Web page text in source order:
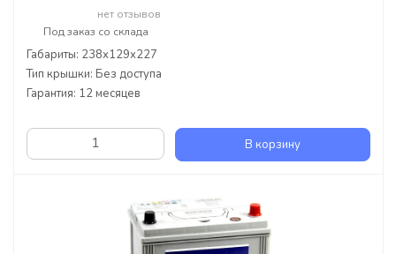
нет отзывов
Под заказ со склада
Габариты: 238х129х227
Тип крышки: Без доступа
Гарантия: 12 месяцев
В корзину